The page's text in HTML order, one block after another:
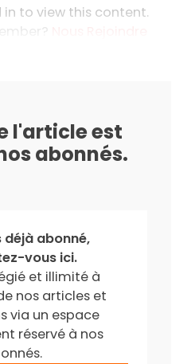
to view this content.
l'article est
abonnés.
déjà abonné,
vous ici.
et illimité à
nos articles et
via un espace
réservé à nos